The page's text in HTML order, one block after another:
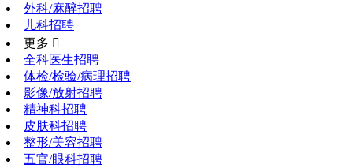
外科/麻醉招聘
儿科招聘
更多 
全科医生招聘
体检/检验/病理招聘
影像/放射招聘
精神科招聘
皮肤科招聘
整形/美容招聘
五官/眼科招聘